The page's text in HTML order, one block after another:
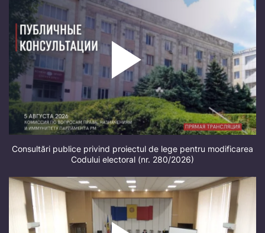
Consultări publice privind proiectul de lege pentru modificarea
Codului electoral (nr. 280/2026)